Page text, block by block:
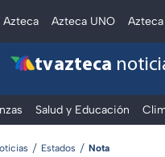
Azteca Azteca UNO
tv azteca
Salud y Educación
Estados Nota